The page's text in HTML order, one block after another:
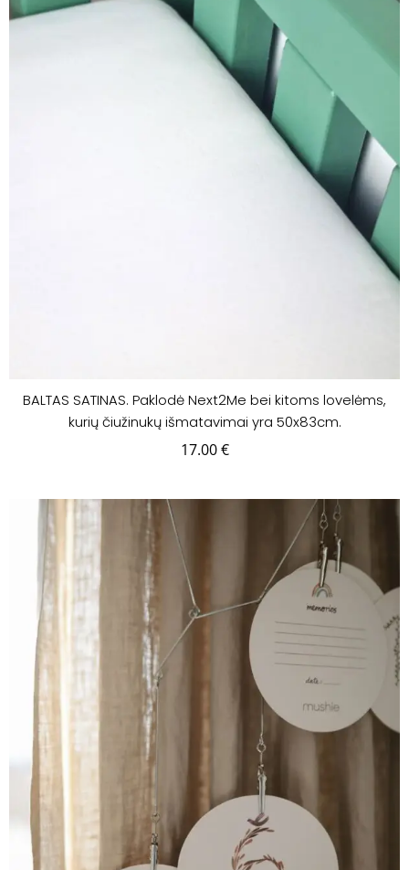
BALTAS SATINAS. Paklodė Next2Me bei kitoms lovelėms,
kurių čiužinukų išmatavimai yra 50x83cm.
17.00€